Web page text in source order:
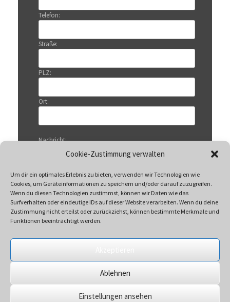
Cookie-Zustimmung verwalten
Um dir ein optimales Erlebnis zu bieten, verwenden wir Technologien wie
Cookies, um Geräteinformationen zu speichern und/oder darauf zuzugreifen.
Wenn du diesen Technologien zustimmst, können wir Daten wie das
Surfverhalten oder eindeutige IDs auf dieser Website verarbeiten. Wenn du deine
Zustimmung nicht erteilst oder zurückziehst, können bestimmte Merkmale und
Funktionen beeinträchtigt werden.
Ablehnen
Einstellungen ansehen
Telefon:
Straße:
PLZ:
Ort:
Nachricht:
Mit Klicken auf „Senden“ akzeptieren Sie unsere
Datenschutzerklärung